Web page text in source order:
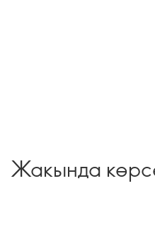
Жакында